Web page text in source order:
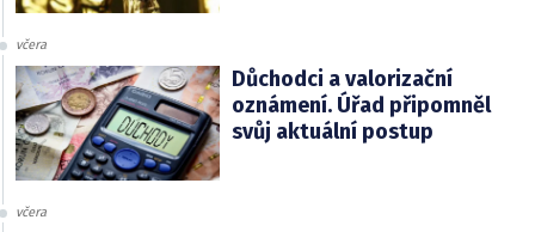
včera
Důchodci a valorizační
oznámení. Úřad připomněl
svůj aktuální postup
včera